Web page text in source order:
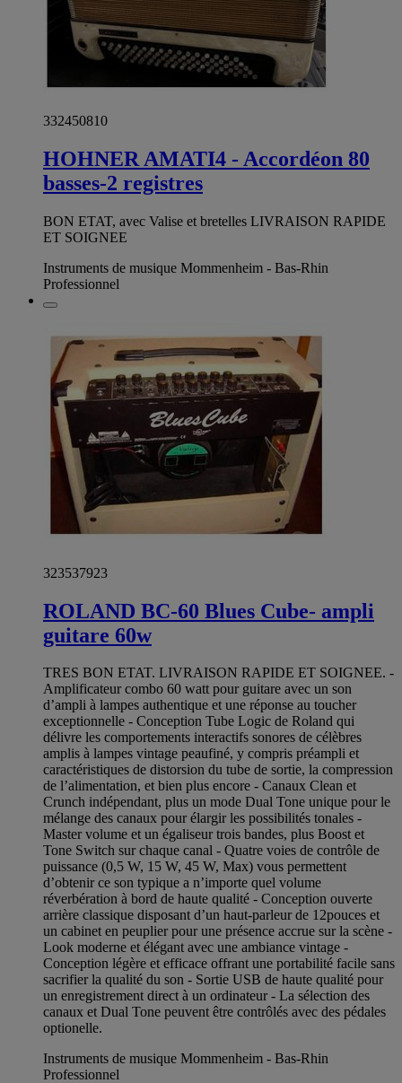
332450810
HOHNER AMATI4 - Accordéon 80
basses-2 registres
BON ETAT, avec Valise et bretelles LIVRAISON RAPIDE
ET SOIGNEE
Instruments de musique Mommenheim - Bas-Rhin
Professionnel
323537923
ROLAND BC-60 Blues Cube- ampli
guitare 60w
TRES BON ETAT. LIVRAISON RAPIDE ET SOIGNEE. -
Amplificateur combo 60 watt pour guitare avec un son
d’ampli à lampes authentique et une réponse au toucher
exceptionnelle - Conception Tube Logic de Roland qui
délivre les comportements interactifs sonores de célèbres
amplis à lampes vintage peaufiné, y compris préampli et
caractéristiques de distorsion du tube de sortie, la compression
de l’alimentation, et bien plus encore - Canaux Clean et
Crunch indépendant, plus un mode Dual Tone unique pour le
mélange des canaux pour élargir les possibilités tonales -
Master volume et un égaliseur trois bandes, plus Boost et
Tone Switch sur chaque canal - Quatre voies de contrôle de
puissance (0,5 W, 15 W, 45 W, Max) vous permettent
d’obtenir ce son typique a n’importe quel volume
réverbération à bord de haute qualité - Conception ouverte
arrière classique disposant d’un haut-parleur de 12pouces et
un cabinet en peuplier pour une présence accrue sur la scène -
Look moderne et élégant avec une ambiance vintage -
Conception légère et efficace offrant une portabilité facile sans
sacrifier la qualité du son - Sortie USB de haute qualité pour
un enregistrement direct à un ordinateur - La sélection des
canaux et Dual Tone peuvent être contrôlés avec des pédales
optionelle.
Instruments de musique Mommenheim - Bas-Rhin
Professionnel